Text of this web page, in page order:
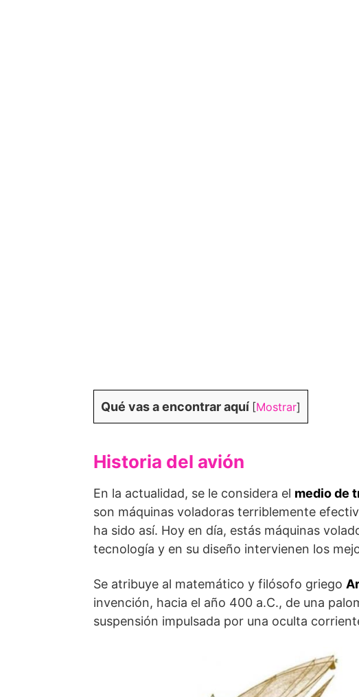
Qué vas a encontrar aquí [Mostrar]
Historia del avión
En la actualidad, se le considera el medio de
son máquinas voladoras terriblemente
ha sido así. Hoy en día, estás máquinas
tecnología y en su diseño intervienen los
Se atribuye al matemático y filósofo griego
invención, hacia el año 400 a.C., de una
suspensión impulsada por una oculta